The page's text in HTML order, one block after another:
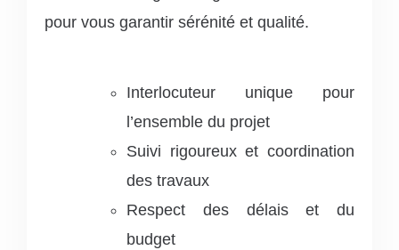
pour vous garantir sérénité et qualité.
Interlocuteur unique pour
l’ensemble du projet
Suivi rigoureux et coordination
des travaux
Respect des délais et du
budget